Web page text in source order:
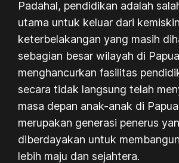
Padahal, pendidikan adalah
utama untuk keluar dari
keterbelakangan yang masih
sebagian besar wilayah di
menghancurkan fasilitas
secara tidak langsung telah
masa depan anak-anak di
merupakan generasi penerus
diberdayakan untuk
lebih maju dan sejahtera.